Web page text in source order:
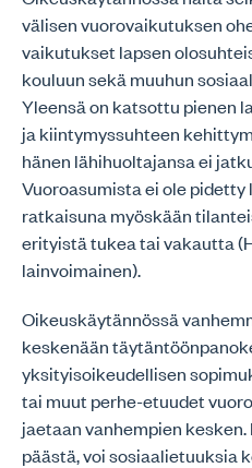
välisen vuorovaikutuksen
vaikutukset lapsen
kouluun sekä muuhun
Yleensä on katsottu pienen
ja kiintymyssuhteen
hänen lähihuoltajansa ei
Vuoroasumista ei ole pidetty
ratkaisuna myöskään
erityistä tukea tai vakautta
lainvoimainen).
Oikeuskäytännössä
keskenään
yksityisoikeudellisen
tai muut perhe-etuudet
jaetaan vanhempien
päästä, voi sosiaalietuuksia